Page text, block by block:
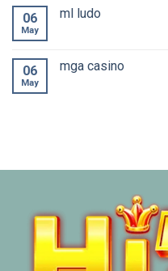
06
May
ml ludo
06
May
mga casino